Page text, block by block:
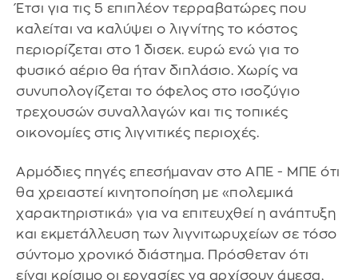
Έτσι για τις 5 επιπλέον τερραβατώρες που
καλείται να καλύψει ο λιγνίτης το κόστος
περιορίζεται στο 1 δισεκ. ευρώ ενώ για το
φυσικό αέριο θα ήταν διπλάσιο. Χωρίς να
συνυπολογίζεται το όφελος στο ισοζύγιο
τρεχουσών συναλλαγών και τις τοπικές
οικονομίες στις λιγνιτικές περιοχές.
Αρμόδιες πηγές επεσήμαναν στο ΑΠΕ - ΜΠΕ ότι
θα χρειαστεί κινητοποίηση με «πολεμικά
χαρακτηριστικά» για να επιτευχθεί η ανάπτυξη
και εκμετάλλευση των λιγνιτωρυχείων σε τόσο
σύντομο χρονικό διάστημα. Πρόσθεταν ότι
είναι κρίσιμο οι εργασίες να αρχίσουν άμεσα,